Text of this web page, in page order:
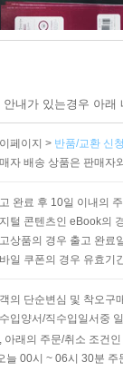
내가 있는경우 아
페이지 > 반품/교환 신
자 배송 상품은 판매자
완료 후 10일 이내의
털 콘텐츠인 eBook의
상품의 경우 출고 완료
일 쿠폰의 경우 유효기
의 단순변심 및 착오구
입양서/직수입일서중
아래의 주문/취소 조건
늘 00시 ~ 06시 30분